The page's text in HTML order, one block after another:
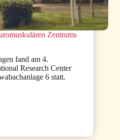
Zentrums
fand am 4.
Research Center
6 statt.